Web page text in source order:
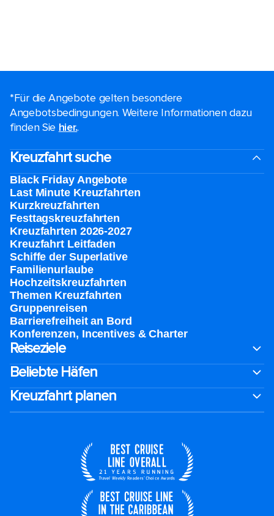
*Für die Angebote gelten besondere
Angebotsbedingungen. Weitere Informationen dazu
finden Sie hier..
Kreuzfahrt suche
Black Friday Angebote
Last Minute Kreuzfahrten
Kurzkreuzfahrten​
Festtagskreuzfahrten​
Kreuzfahrten 2026-2027
Kreuzfahrt Leitfaden
Schiffe der Superlative
Familienurlaube​
Hochzeitskreuzfahrten
Themen Kreuzfahrten
Gruppenreisen
Barrierefreiheit an Bord​
Konferenzen, Incentives & Charter
Reiseziele
Beliebte Häfen
Kreuzfahrt planen